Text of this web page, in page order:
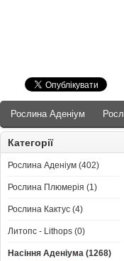
Рослина Аденіум
Категорії
Рослина Аденіум (402)
Рослина Плюмерія (1)
Рослина Кактус (4)
Литопс - Lithops (0)
Насіння Аденіума (1268)